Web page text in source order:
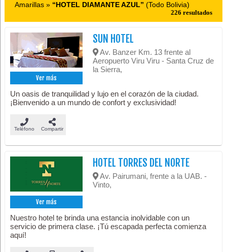
Amarillas » “HOTEL DIAMANTE AZUL” (Todo Bolivia)
226 resultados
Ver más
SUN HOTEL
Av. Banzer Km. 13 frente al
Aeropuerto Viru Viru - Santa Cruz de
la Sierra,
Un oasis de tranquilidad y lujo en el corazón de la ciudad.
¡Bienvenido a un mundo de confort y exclusividad!
Teléfono Compartir
Ver más
HOTEL TORRES DEL NORTE
Av. Pairumani, frente a la UAB. -
Vinto,
Nuestro hotel te brinda una estancia inolvidable con un
servicio de primera clase. ¡Tú escapada perfecta comienza
aquí!